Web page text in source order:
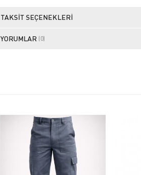
TAKSIT SEÇENEKLERI
YORUMLAR (0)